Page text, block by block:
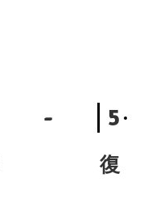
- 5
復